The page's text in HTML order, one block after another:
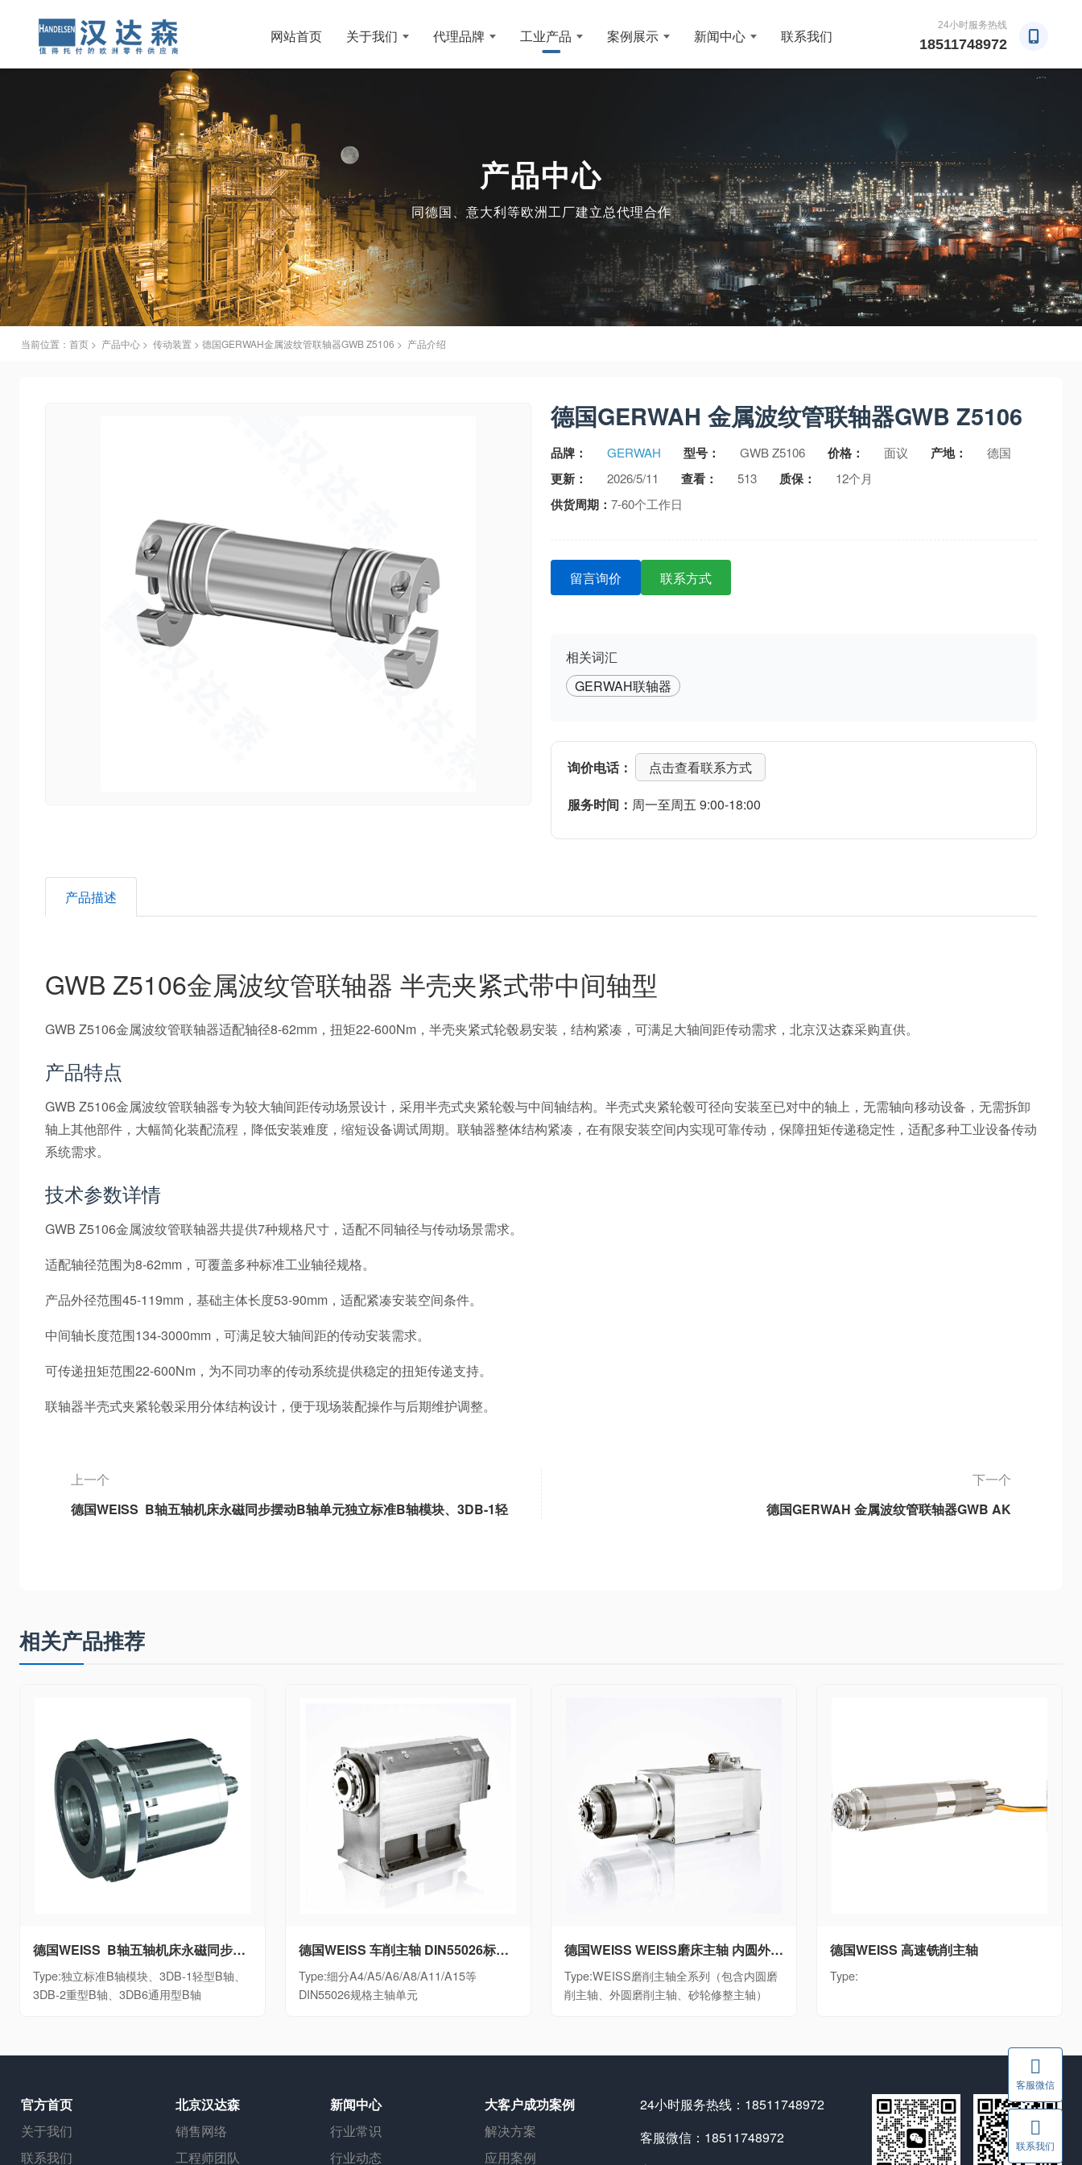
网站首页 关于我们 代理品牌 工业产品 案例展示 新闻中心 联系我们
24小时服务热线
18511748972
产品中心
同德国、意大利等欧洲工厂建立总代理合作
当前位置： 首页> 产品中心> 传动装置 > 德国GERWAH金属波纹管联轴器GWB Z5106 > 产品介绍
德国GERWAH 金属波纹管联轴器GWB Z5106
品牌： GERWAH 型号： GWB Z5106 价格： 面议 产地： 德国
更新： 2026/5/11 查看： 513 质保： 12个月
供货周期： 7-60个工作日
留言询价 联系方式
相关词汇
GERWAH联轴器
询价电话：
点击查看联系方式
服务时间： 周一至周五 9:00-18:00
产品描述
GWB Z5106金属波纹管联轴器 半壳夹紧式带中间轴型
GWB Z5106金属波纹管联轴器适配轴径8-62mm，扭矩22-600Nm，半壳夹紧式轮毂易安装，结构紧凑，可满足大轴间距传动需求，北京汉达森采购直供。
产品特点
GWB Z5106金属波纹管联轴器专为较大轴间距传动场景设计，采用半壳式夹紧轮毂与中间轴结构。半壳式夹紧轮毂可径向安装至已对中的轴上，无需轴向移动设备，无需拆卸
轴上其他部件，大幅简化装配流程，降低安装难度，缩短设备调试周期。联轴器整体结构紧凑，在有限安装空间内实现可靠传动，保障扭矩传递稳定性，适配多种工业设备传动
系统需求。
技术参数详情
GWB Z5106金属波纹管联轴器共提供7种规格尺寸，适配不同轴径与传动场景需求。
适配轴径范围为8-62mm，可覆盖多种标准工业轴径规格。
产品外径范围45-119mm，基础主体长度53-90mm，适配紧凑安装空间条件。
中间轴长度范围134-3000mm，可满足较大轴间距的传动安装需求。
可传递扭矩范围22-600Nm，为不同功率的传动系统提供稳定的扭矩传递支持。
联轴器半壳式夹紧轮毂采用分体结构设计，便于现场装配操作与后期维护调整。
上一个
德国WEISS B轴五轴机床永磁同步摆动B轴单元独立标准B轴模块、3DB-1轻
下一个
德国GERWAH 金属波纹管联轴器GWB AK
相关产品推荐
德国WEISS B轴五轴机床永磁同步摆动B轴单元独立标准B轴模块、3DB-1轻型B轴、3DB-2重型B轴、3DB6通用型B轴
Type:独立标准B轴模块、3DB-1轻型B轴、
3DB-2重型B轴、3DB6通用型B轴
德国WEISS 车削主轴 DIN55026标准大功率数控车床电主轴细分A4/A5/A6/A8/A11/A15等DIN55026规格主轴单元
Type:细分A4/A5/A6/A8/A11/A15等
DIN55026规格主轴单元
德国WEISS WEISS磨床主轴 内圆外圆磨削电主轴单元WEISS磨削主轴全系列（包含内圆磨削主轴、外圆磨削主轴、砂轮修整主轴）
Type:WEISS磨削主轴全系列（包含内圆磨
削主轴、外圆磨削主轴、砂轮修整主轴）
德国WEISS 高速铣削主轴
Type:
客服微信
联系我们
官方首页
关于我们
联系我们
北京汉达森
销售网络
工程师团队
新闻中心
行业常识
行业动态
大客户成功案例
解决方案
应用案例
24小时服务热线：18511748972
客服微信：18511748972